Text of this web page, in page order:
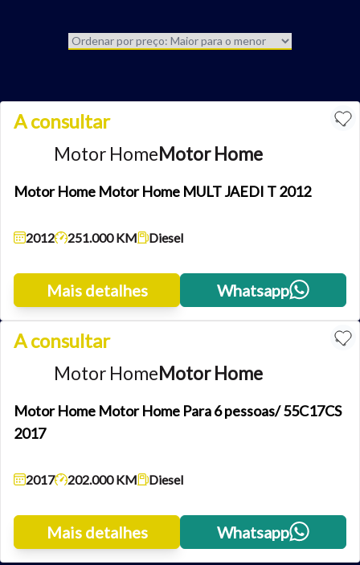
A consultar
Motor HomeMotor Home
Motor Home Motor Home MULT JAEDI T 2012
2012 251.000 KM Diesel
Mais detalhes Whatsapp
A consultar
Motor HomeMotor Home
Motor Home Motor Home Para 6 pessoas/ 55C17CS
2017
2017 202.000 KM Diesel
Mais detalhes Whatsapp